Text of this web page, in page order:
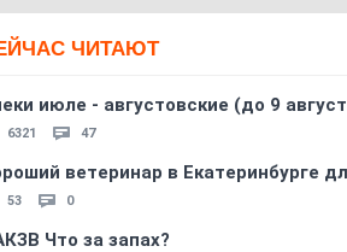
ЧИТАЮТ
июле - августовские (до 9
6321 47
ветеринар в Екатеринбурге
53 0
Что за запах?